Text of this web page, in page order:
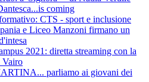
coming
CTS - sport e inclusione
e Liceo Manzoni firmano un
2021: diretta streaming con la
Vairo
parliamo ai giovani dei